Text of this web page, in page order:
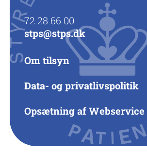
72 28 66 00
stps@stps.dk
Om tilsyn
Data- og privatlivspolitik
Opsætning af Webservice